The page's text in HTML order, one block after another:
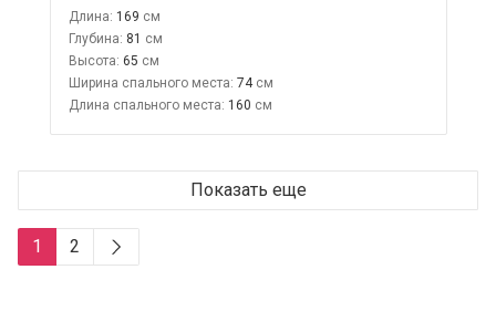
Длина: 169
Глубина: 81
Высота: 65
Ширина спального места: 74
Длина спального места: 160
Показать еще
1 2